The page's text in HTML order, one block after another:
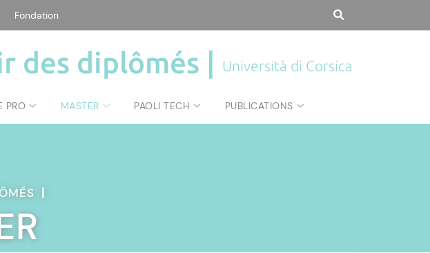
Fondation
des diplômés | Università di Corsica
PRO MASTER PAOLI TECH PUBLICATIONS
|